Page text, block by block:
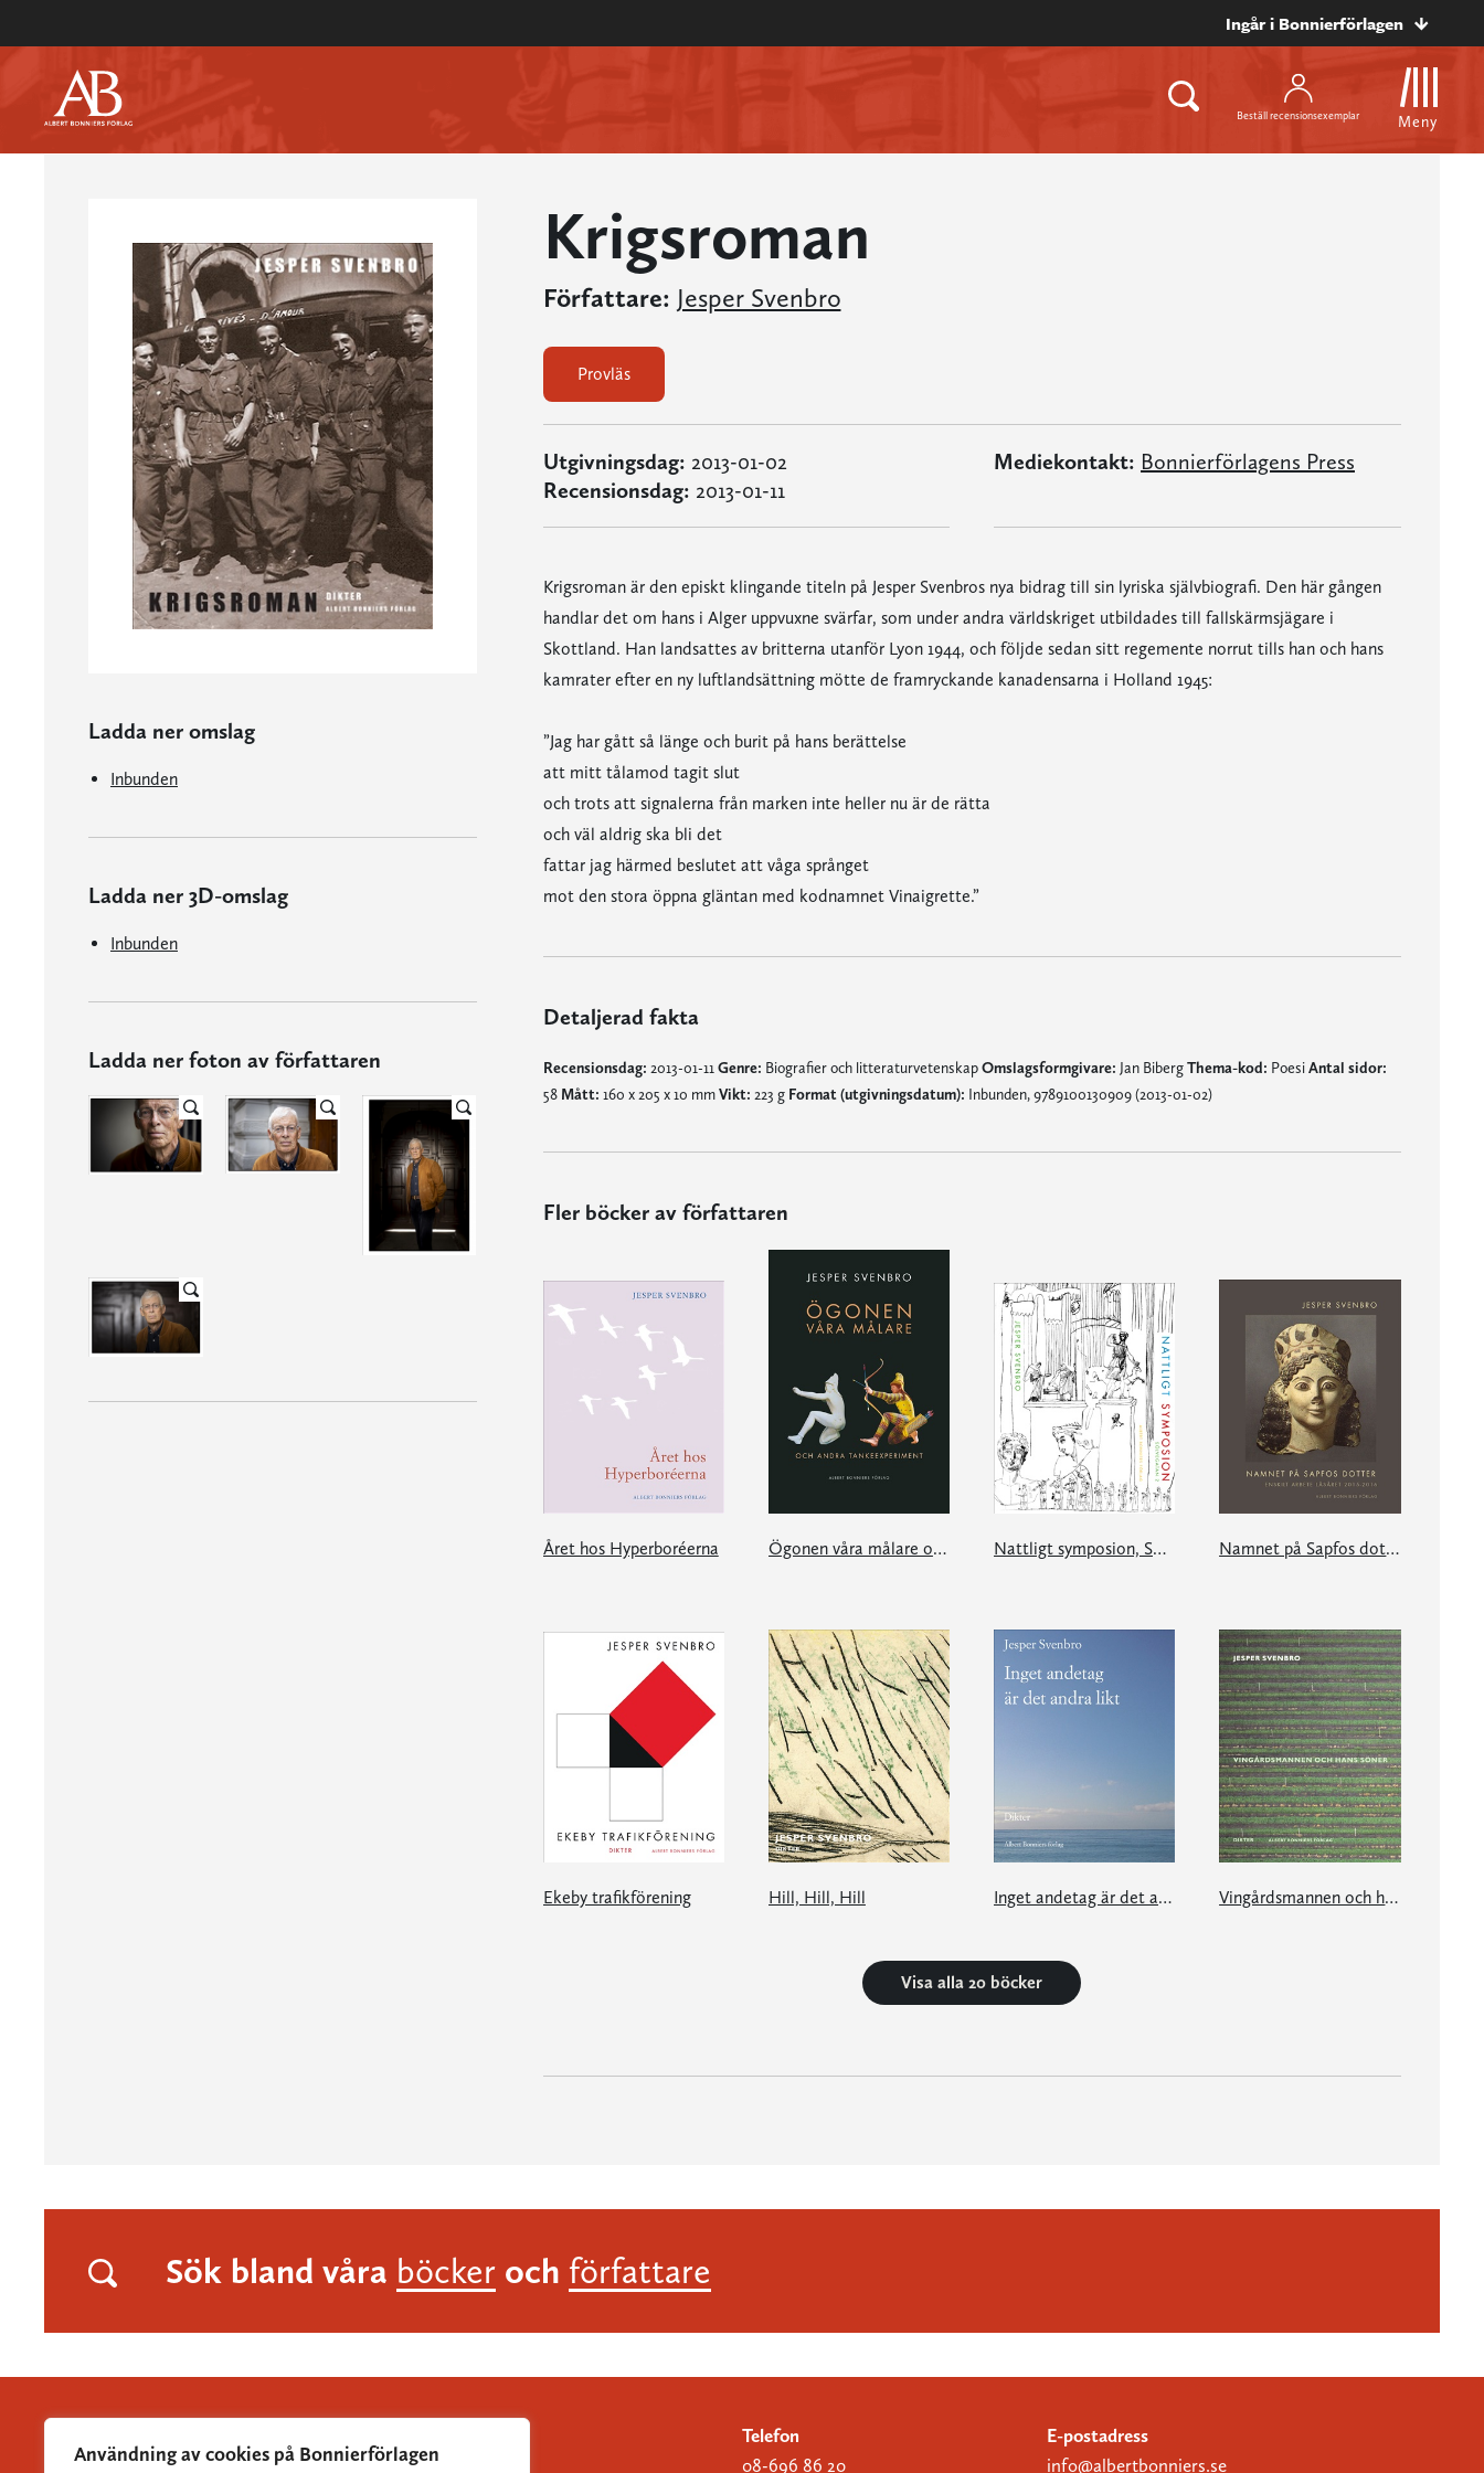
Användning av cookies på Bonnierförlagen
Ingår i Bonnierförlagen
Beställ recensionsexemplar Meny
Ladda ner omslag
Inbunden
Ladda ner 3D-omslag
Inbunden
Ladda ner foton av författaren
Krigsroman
Författare: Jesper Svenbro
Provläs
Utgivningsdag: 2013-01-02
Recensionsdag: 2013-01-11
Mediekontakt: Bonnierförlagens Press
Krigsroman är den episkt klingande titeln på Jesper Svenbros nya bidrag till sin lyriska självbiografi. Den här gången
handlar det om hans i Alger uppvuxne svärfar, som under andra världskriget utbildades till fallskärmsjägare i
Skottland. Han landsattes av britterna utanför Lyon 1944, och följde sedan sitt regemente norrut tills han och hans
kamrater efter en ny luftlandsättning mötte de framryckande kanadensarna i Holland 1945:
”Jag har gått så länge och burit på hans berättelse
att mitt tålamod tagit slut
och trots att signalerna från marken inte heller nu är de rätta
och väl aldrig ska bli det
fattar jag härmed beslutet att våga språnget
mot den stora öppna gläntan med kodnamnet Vinaigrette.”
Detaljerad fakta
Recensionsdag: 2013-01-11 Genre: Biografier och litteraturvetenskapOmslagsformgivare: Jan BibergThema-kod: PoesiAntal sidor:
58 Mått: 160 x 205 x 10 mmVikt: 223 g Format (utgivningsdatum): Inbunden, 9789100130909 (2013-01-02)
Fler böcker av författaren
Året hos Hyperboréerna Ögonen våra målare och andra tankeexperiment Nattligt symposion, Sölvegatan 2 Namnet på Sapfos dotter
Ekeby trafikförening Hill, Hill, Hill Inget andetag är det andra likt Vingårdsmannen och hans söner
Visa alla 20 böcker
Sök bland våra böcker och författare
Telefon
08-696 86 20
E-postadress
info@albertbonniers.se